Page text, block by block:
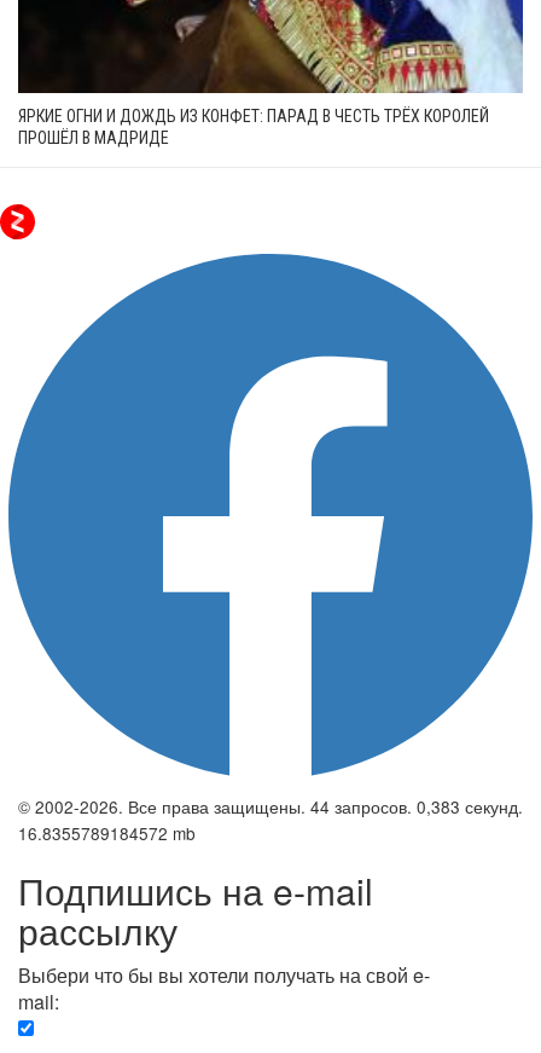
ЯРКИЕ ОГНИ И ДОЖДЬ ИЗ КОНФЕТ: ПАРАД В ЧЕСТЬ ТРЁХ КОРОЛЕЙ
ПРОШЁЛ В МАДРИДЕ
© 2002-2026. Все права защищены. 44 запросов. 0,383 секунд.
16.8355789184572 mb
Подпишись на e-mail
рассылку
Выбери что бы вы хотели получать на свой e-
mail: